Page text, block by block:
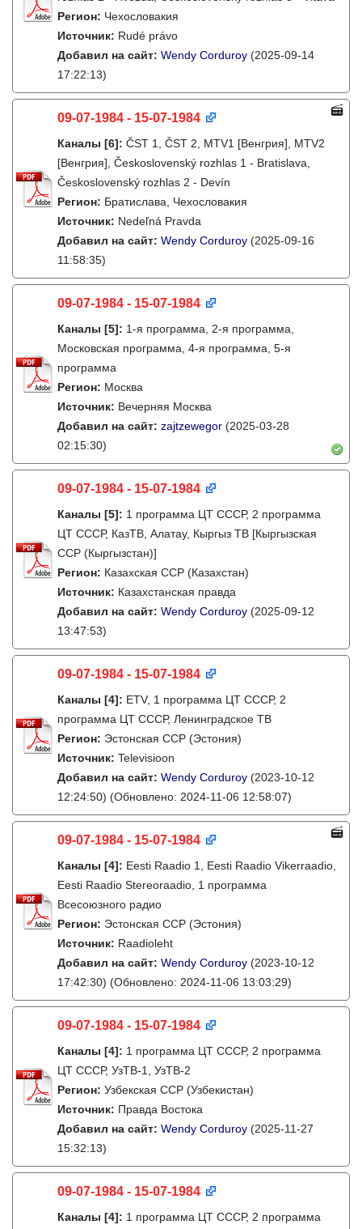
Регион: Чехословакия
Источник: Rudé právo
Добавил на сайт: Wendy Corduroy (2025-09-14
17:22:13)
09-07-1984 - 15-07-1984
Каналы [6]: ČST 1, ČST 2, MTV1 [Венгрия], MTV2
[Венгрия], Československý rozhlas 1 - Bratislava,
Československý rozhlas 2 - Devín
Регион: Братислава, Чехословакия
Источник: Nedeľná Pravda
Добавил на сайт: Wendy Corduroy (2025-09-16
11:58:35)
09-07-1984 - 15-07-1984
Каналы [5]: 1-я программа, 2-я программа,
Московская программа, 4-я программа, 5-я
программа
Регион: Москва
Источник: Вечерняя Москва
Добавил на сайт: zajtzewegor (2025-03-28
02:15:30)
09-07-1984 - 15-07-1984
Каналы [5]: 1 программа ЦТ СССР, 2 программа
ЦТ СССР, КазТВ, Алатау, Кыргыз ТВ [Кыргызская
ССР (Кыргызстан)]
Регион: Казахская ССР (Казахстан)
Источник: Казахстанская правда
Добавил на сайт: Wendy Corduroy (2025-09-12
13:47:53)
09-07-1984 - 15-07-1984
Каналы [4]: ETV, 1 программа ЦТ СССР, 2
программа ЦТ СССР, Ленинградское ТВ
Регион: Эстонская ССР (Эстония)
Источник: Televisioon
Добавил на сайт: Wendy Corduroy (2023-10-12
12:24:50) (Обновлено: 2024-11-06 12:58:07)
09-07-1984 - 15-07-1984
Каналы [4]: Eesti Raadio 1, Eesti Raadio Vikerraadio,
Eesti Raadio Stereoraadio, 1 программа
Всесоюзного радио
Регион: Эстонская ССР (Эстония)
Источник: Raadioleht
Добавил на сайт: Wendy Corduroy (2023-10-12
17:42:30) (Обновлено: 2024-11-06 13:03:29)
09-07-1984 - 15-07-1984
Каналы [4]: 1 программа ЦТ СССР, 2 программа
ЦТ СССР, УзТВ-1, УзТВ-2
Регион: Узбекская ССР (Узбекистан)
Источник: Правда Востока
Добавил на сайт: Wendy Corduroy (2025-11-27
15:32:13)
09-07-1984 - 15-07-1984
Каналы [4]: 1 программа ЦТ СССР, 2 программа